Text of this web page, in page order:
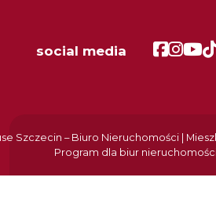
social media
Szczecin – Biuro Nieruchomości |
Program dla biur